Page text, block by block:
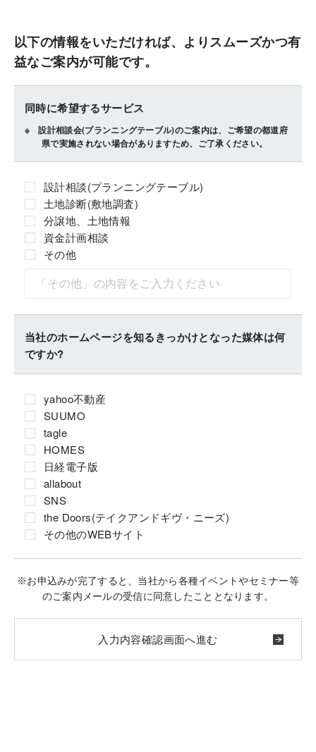
以下の情報をいただければ、よりスムーズかつ有
益なご案内が可能です。
同時に希望するサービス
設計相談会(プランニングテーブル)のご案内は、ご希望の都道府
県で実施されない場合がありますため、ご了承ください。
設計相談(プランニングテーブル)
土地診断(敷地調査)
分譲地、土地情報
資金計画相談
その他
当社のホームページを知るきっかけとなった媒体は何
ですか?
yahoo不動産
SUUMO
tagle
HOMES
日経電子版
allabout
SNS
the Doors(テイクアンドギヴ・ニーズ)
その他のWEBサイト
※お申込みが完了すると、当社から各種イベントやセミナー等
のご案内メールの受信に同意したこととなります。